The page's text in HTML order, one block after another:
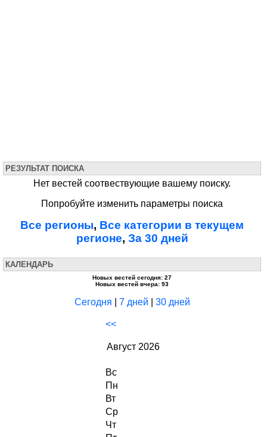
РЕЗУЛЬТАТ ПОИСКА
Нет вестей соотвествующие вашему поиску.
Попробуйте изменить параметры поиска
Все регионы, Все категории в текущем
регионе, За 30 дней
КАЛЕНДАРЬ
Новых вестей сегодня: 27
Новых вестей вчера: 93
Сегодня 7 дней 30 дней
<<
Август 2026
Вс
Пн
Вт
Ср
Чт